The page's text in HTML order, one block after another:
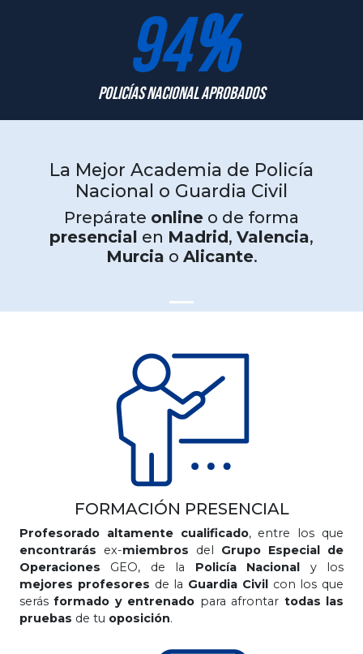
94%
Policías Nacional Aprobados
La Mejor Academia de Policía
Nacional o Guardia Civil
Prepárate online o de forma
presencial en Madrid, Valencia,
Murcia o Alicante.
FORMACIÓN PRESENCIAL
Profesorado altamente cualificado, entre los que
encontrarás ex-miembros del Grupo Especial de
Operaciones GEO, de la Policía Nacional y los
mejores profesores de la Guardia Civilcon los que
serásformado y entrenado para afrontar todas las
pruebas de tu oposición.